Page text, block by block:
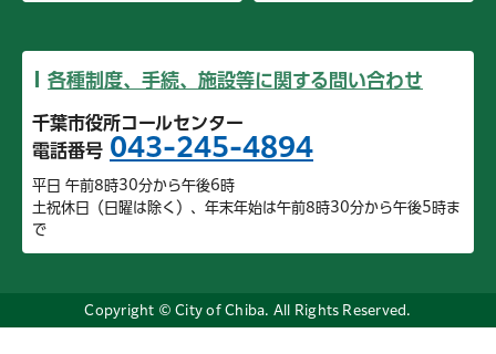
各種制度、手続、施設等に関する問い合わせ
千葉市役所コールセンター
電話番号 043-245-4894
平日 午前8時30分から午後6時
土祝休日（日曜は除く）、年末年始は午前8時30分から午後5時ま
で
Copyright © City of Chiba. All Rights Reserved.